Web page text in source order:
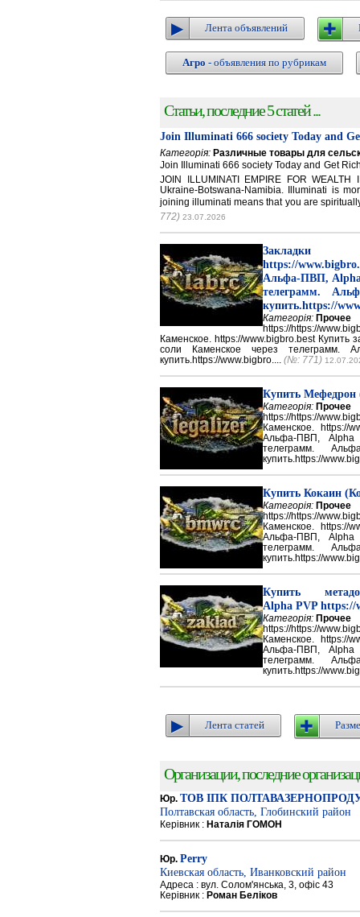
Лента объявлений
Агро - объявления по рубрикам
Статьи, последние 5 статей ...
Join Illuminati 666 society Today and
Категорія: Различные товары для
Join Illuminati 666 society Today and Get
JOIN ILLUMINATI EMPIRE FOR WEALTH
Ukraine-Botswana-Namibia. Illuminati is
joining illuminati means that you are
772) 23.07.2026
Закладки
https://
Альфа-ПВП, Alpha
телеграмм.
купить.https://
Категорія: Прочее
https://https://
Каменское. https://www.bigbro.best Купить
соли Каменское через телеграмм.
купить.https://www.bigbro.... (№: 771)
Купить
Категорія: Прочее
https://https://
Каменское. https://
Альфа-ПВП, Alpha
телеграмм.
купить.https://
Купить Кокаин
Категорія: Прочее
https://https://
Каменское. https://
Альфа-ПВП, Alpha
телеграмм.
купить.https://
Купить
Alpha PVP https://
Категорія: Прочее
https://https://
Каменское. https://
Альфа-ПВП, Alpha
телеграмм.
купить.https://
Лента статей
Организации, последние
Юр. ТОВ ІПК
Полтавская область, Глобинский район
Керівник : Наталія ГОМОН
Юр. Perry
Киевская область, Иванковский район
Адреса : вул. Солом'янська, 3, офіс 43
Керівник : Роман Беліков